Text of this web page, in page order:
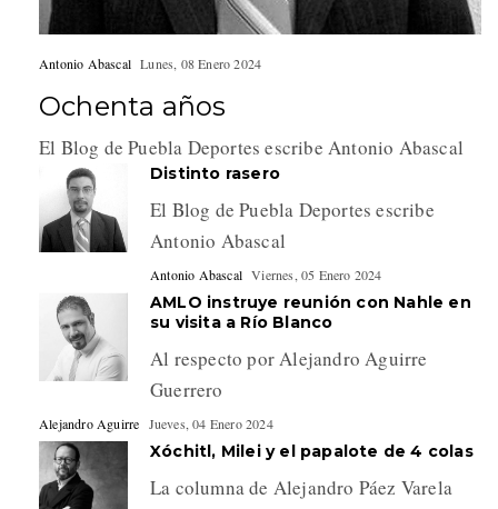
Antonio Abascal Lunes, 08 Enero 2024
Ochenta años
El Blog de Puebla Deportes escribe Antonio Abascal
Distinto rasero
El Blog de Puebla Deportes escribe
Antonio Abascal
Antonio Abascal Viernes, 05 Enero 2024
AMLO instruye reunión con Nahle en
su visita a Río Blanco
Al respecto por Alejandro Aguirre
Guerrero
Alejandro Aguirre Jueves, 04 Enero 2024
Xóchitl, Milei y el papalote de 4 colas
La columna de Alejandro Páez Varela